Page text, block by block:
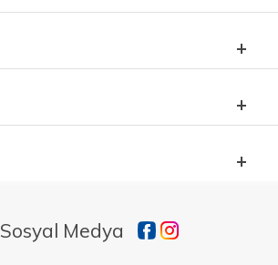
Sosyal Medya